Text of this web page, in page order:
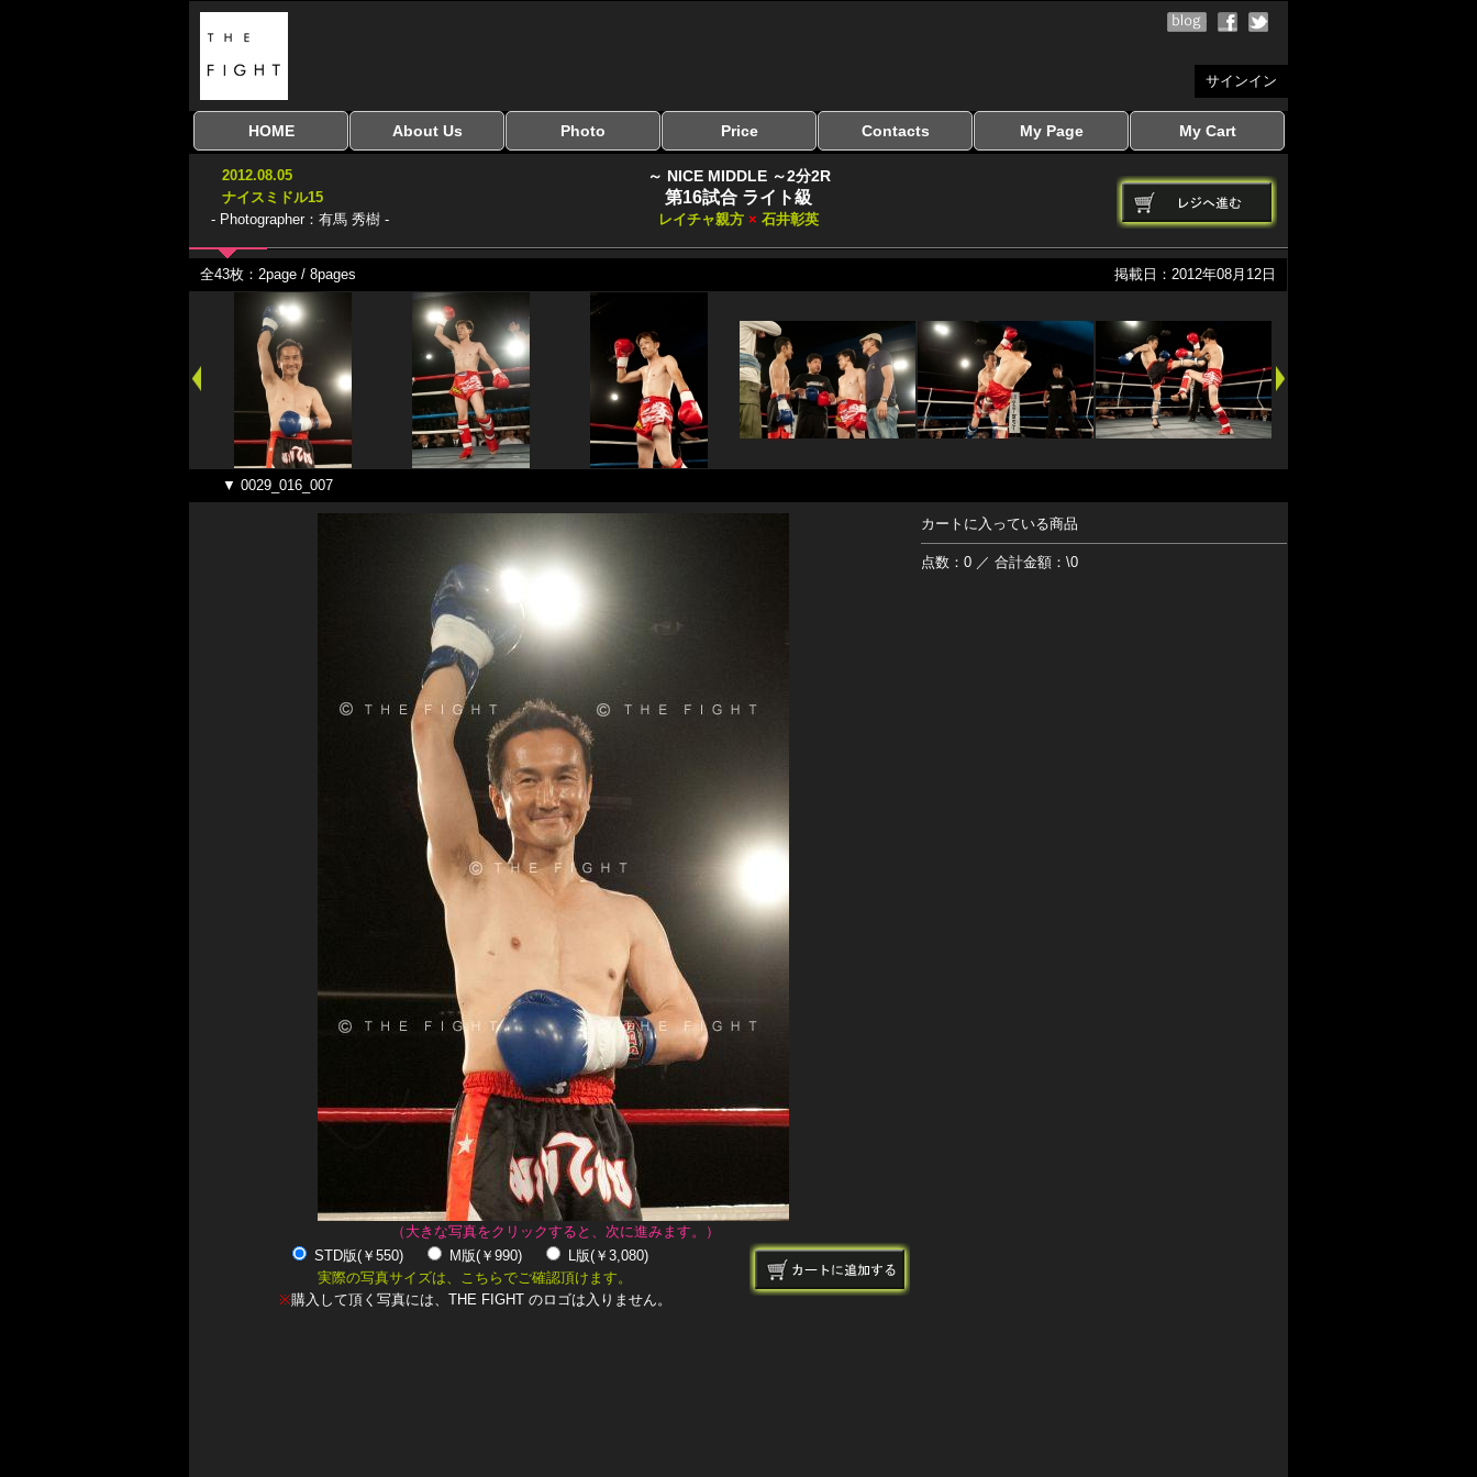
サインイン
HOME
全興行を表示
ナイスミドル
アマチュアキック
協議会
全日本学生キック
建武館キッズ大会
Bigbang
おやじファイト
About Us Photo Price
料金
お支払い方法
Contacts My Page My Cart
カートを見る
2012.08.05
ナイスミドル15
- Photographer：有馬 秀樹 -
～ NICE MIDDLE ～2分2R
第16試合 ライト級
レイチャ親方 × 石井彰英
全43枚：2page / 8pages 掲載日：2012年08月12日
▼ 0029_016_007
（大きな写真をクリックすると、次に進みます。）
STD版(￥550)
M版(￥990)
L版(￥3,080)
実際の写真サイズは、こちらでご確認頂けます。
※購入して頂く写真には、THE FIGHT のロゴは入りません。
カートに入っている商品
点数：0 ／ 合計金額：\0